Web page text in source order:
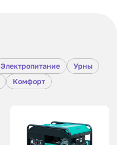
Электропитание
Урны
Комфорт